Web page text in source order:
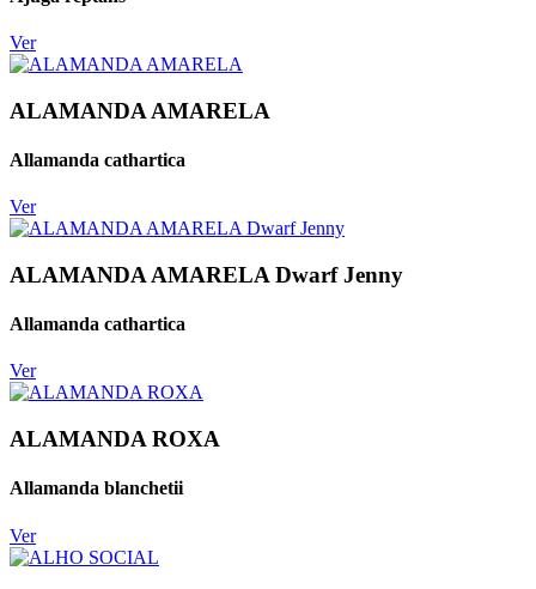
Ver
ALAMANDA AMARELA
Allamanda cathartica
Ver
ALAMANDA AMARELA Dwarf Jenny
Allamanda cathartica
Ver
ALAMANDA ROXA
Allamanda blanchetii
Ver